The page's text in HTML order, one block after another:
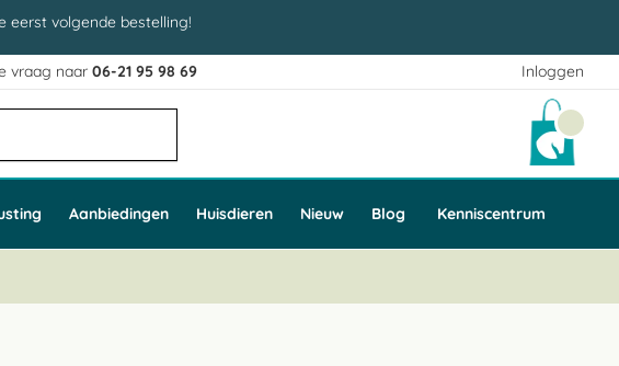
eerst volgende bestelling!
Inloggen
vraag naar06-21 95 98 69
Aanbiedingen Huisdieren Nieuw Blog Kenniscentrum